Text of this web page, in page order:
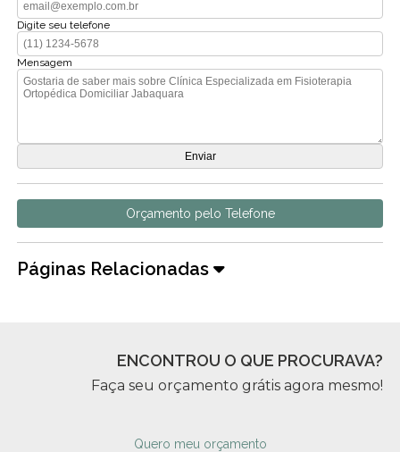
Digite seu telefone
Mensagem
Orçamento pelo Telefone
Páginas Relacionadas
ENCONTROU O QUE PROCURAVA?
Faça seu orçamento grátis agora mesmo!
Quero meu orçamento